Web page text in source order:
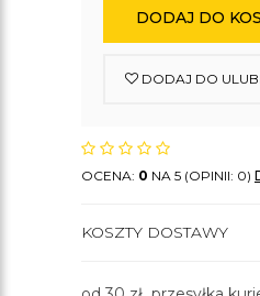
DODAJ DO
DODAJ DO
OCENA: 0 NA 5 (OPINII: 0)
KOSZTY DOSTAWY